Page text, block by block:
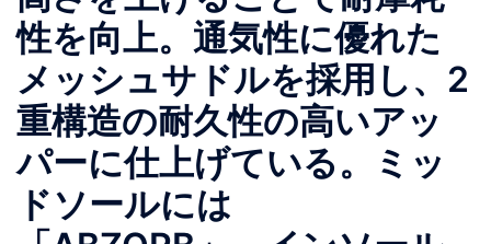
性を向上。通気性に優れた
メッシュサドルを採用し、2
重構造の耐久性の高いアッ
パーに仕上げている。ミッ
ドソールには